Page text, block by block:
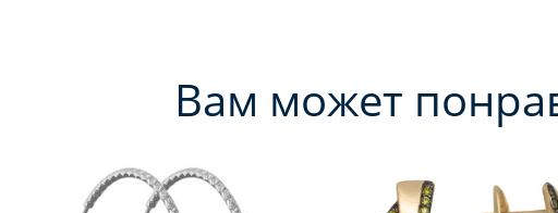
Вам может